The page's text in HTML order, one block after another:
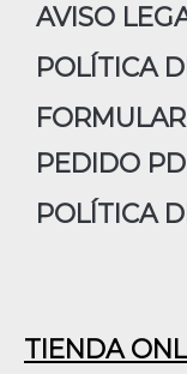
AVISO
POLÍTICA
PEDIDO
POLÍTICA
TIENDA